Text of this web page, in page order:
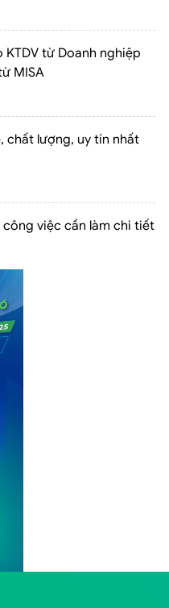
từ Doanh nghiệp
MISA
chất lượng, uy tín nhất
công việc cần làm chi tiết